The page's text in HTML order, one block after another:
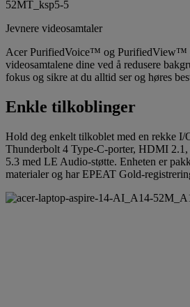
Jevnere videosamtaler
Acer PurifiedVoice™ og PurifiedView™
videosamtalene dine ved å redusere
fokus og sikre at du alltid ser og høres
Enkle tilkoblinger
Hold deg enkelt tilkoblet med en rekke I/
Thunderbolt 4 Type-C-porter, HDMI
5.3 med LE Audio-støtte. Enheten er
materialer og har EPEAT Gold-